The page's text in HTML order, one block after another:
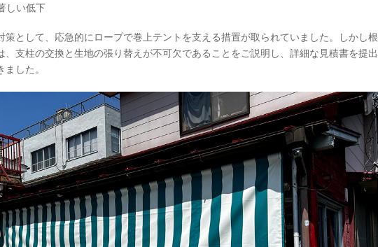
しい低下
策として、応急的にロープで巻上テントを支える措置が取られていました。しかし根
、支柱の交換と生地の張り替えが不可欠であることをご説明し、詳細な見積書を提出
ました。